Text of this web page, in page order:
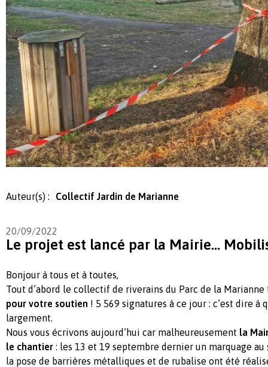
Auteur(s) : Collectif Jardin de Marianne
20/09/2022
Le projet est lancé par la Mairie...
Bonjour à tous et à toutes,
Tout d’abord le collectif de riverains du Parc de la
pour votre soutien ! 5 569 signatures à ce jour : c’est dire
largement.
Nous vous écrivons aujourd’hui car malheureusement la
le chantier : les 13 et 19 septembre dernier un marquage
la pose de barrières métalliques et de rubalise ont été